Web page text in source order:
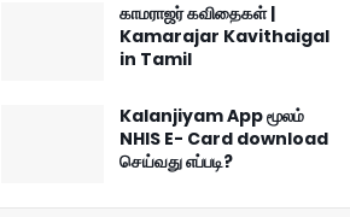
காமராஜர் கவிதைகள் |
Kamarajar Kavithaigal
in Tamil
Kalanjiyam App மூலம்
NHIS E- Card download
செய்வது எப்படி?